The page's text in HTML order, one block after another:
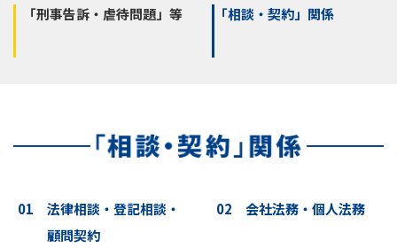
「刑事告訴・虐待問題」等 「相談・契約」関係
01 法律相談・登記相談・
顧問契約
02 会社法務・個人法務